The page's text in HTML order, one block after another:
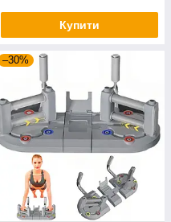
Купити
–30%